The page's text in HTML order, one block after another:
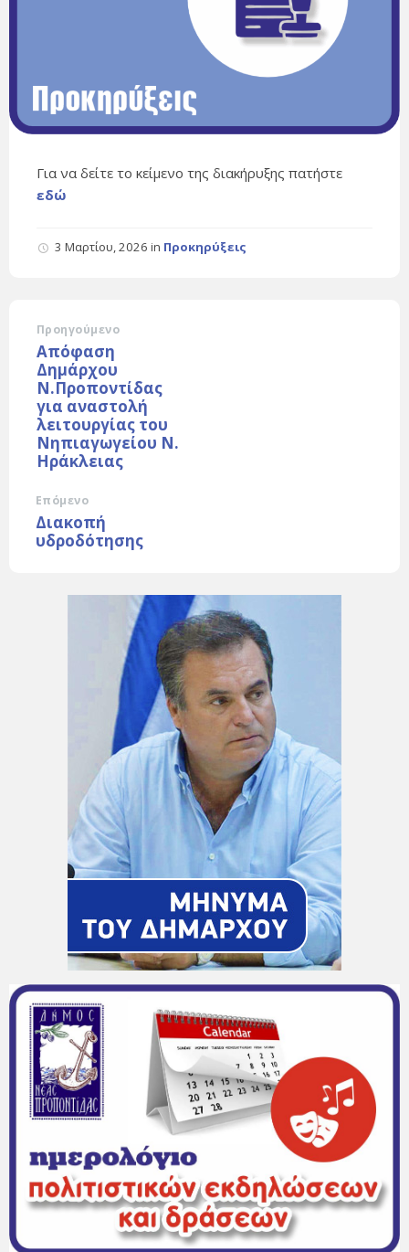
Για να δείτε το κείμενο της διακήρυξης πατήστε
εδώ
3 Μαρτίου, 2026 in Προκηρύξεις
Προηγούμενο
Απόφαση
Δημάρχου
Ν.Προποντίδας
για αναστολή
λειτουργίας του
Νηπιαγωγείου Ν.
Ηράκλειας
Επόμενο
Διακοπή
υδροδότησης